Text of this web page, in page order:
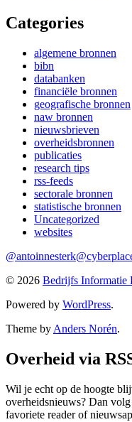
Categories
algemene bronnen
bibn
databanken
financiële bronnen
geografische bronnen
naw bronnen
nieuwsbrieven
overheidsbronnen
publicaties
research tips
rss-feeds
sectorale bronnen
statistische bronnen
Uncategorized
websites
© 2026 Bedrijfs Informatie
Powered by WordPress.
Theme by Anders Norén.
Overheid via
Wil je echt op de hoogte
overheidsnieuws? Dan
favoriete reader of